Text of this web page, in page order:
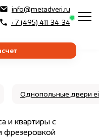
info@metadveri.ru
+7 (495) 411-34-34
Однопольные двери
и квартиры с
фрезеровкой